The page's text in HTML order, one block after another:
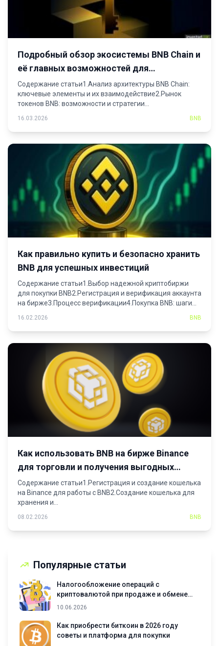
Подробный обзор экосистемы BNB Chain и
её главных возможностей для
пользователей
Содержание статьи1.Анализ архитектуры BNB Chain:
ключевые элементы и их взаимодействие2.Рынок
токенов BNB: возможности и стратегии...
16.03.2026 BNB
Как правильно купить и безопасно хранить
BNB для успешных инвестиций
Содержание статьи1.Выбор надежной криптобиржи
для покупки BNB2.Регистрация и верификация аккаунта
на бирже3.Процесс верификации4.Покупка BNB: шаги...
16.02.2026 BNB
Как использовать BNB на бирже Binance
для торговли и получения выгодных
условий
Содержание статьи1.Регистрация и создание кошелька
на Binance для работы с BNB2.Создание кошелька для
хранения и...
08.02.2026 BNB
Популярные статьи
Налогообложение операций с
криптовалютой при продаже и обмене
активов
10.06.2026
Как приобрести биткоин в 2026 году
советы и платформа для покупки